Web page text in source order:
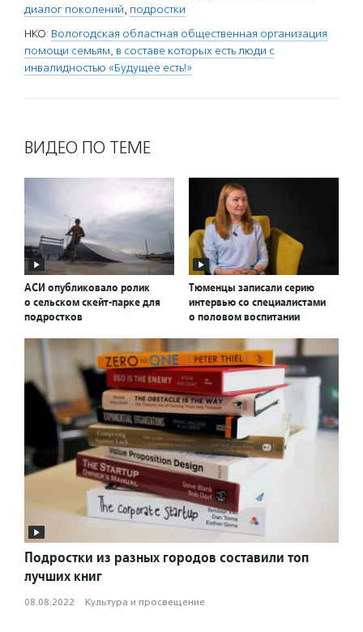
диалог поколений, подростки
НКО: Вологодская областная общественная организация
помощи семьям, в составе которых есть люди с
инвалидностью «Будущее есть!»
ВИДЕО ПО ТЕМЕ
АСИ опубликовало ролик
о сельском скейт-парке для
подростков
Тюменцы записали серию
интервью со специалистами
о половом воспитании
Подростки из разных городов составили топ
лучших книг
08.08.2022 · Культура и просвещение